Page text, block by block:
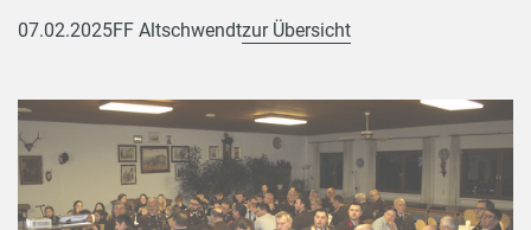
07.02.2025FF Altschwendtzur Übersicht